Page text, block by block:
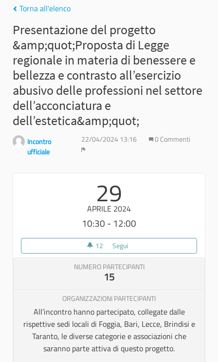
Torna all'elenco
Presentazione del progetto
&amp;quot;Proposta di Legge
regionale in materia di benessere e
bellezza e contrasto all’esercizio
abusivo delle professioni nel settore
dell’acconciatura e
dell’estetica&amp;quot;
Incontro
ufficiale
22/04/2024 13:16
0 Commenti
29
APRILE 2024
10:30 - 12:00
12 12 sostenitori
Segui
NUMERO PARTECIPANTI
15
ORGANIZZAZIONI PARTECIPANTI
All’incontro hanno partecipato, collegate dalle
rispettive sedi locali di Foggia, Bari, Lecce, Brindisi e
Taranto, le diverse categorie e associazioni che
saranno parte attiva di questo progetto.